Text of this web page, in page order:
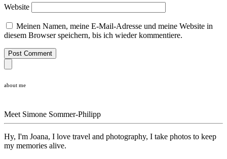
Website
Meinen Namen, meine E-Mail-Adresse und meine Website in
diesem Browser speichern, bis ich wieder kommentiere.
Post Comment
about me
Meet Simone Sommer-Philipp
Hy, I'm Joana, I love travel and photography, I take photos to keep
my memories alive.